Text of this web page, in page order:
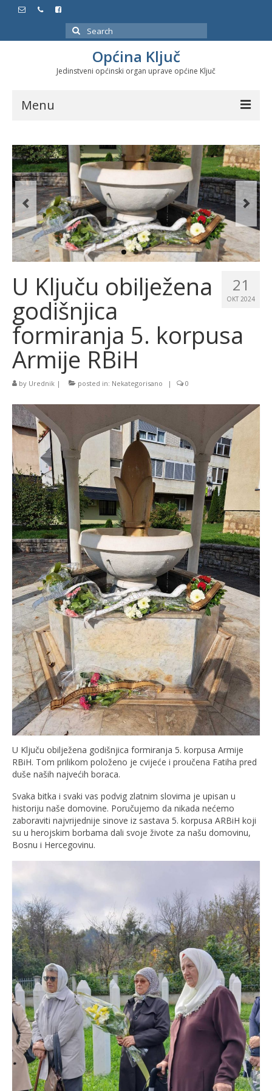
Search
for:
Općina Ključ
Jedinstveni općinski organ uprave općine Ključ
Menu
Službeni glasnici
Javne nabavke
Značajni datumi i manifestacije
Program energetske efikasnosti u stambenom
sektoru
21
OKT 2024
U Ključu obilježena
godišnjica
formiranja 5. korpusa
Armije RBiH
by Urednik | posted in: Nekategorisano | 0
U Ključu obilježena godišnjica formiranja 5. korpusa Armije
RBiH. Tom prilikom položeno je cvijeće i proučena Fatiha pred
duše naših najvećih boraca.
Svaka bitka i svaki vas podvig zlatnim slovima je upisan u
historiju naše domovine. Poručujemo da nikada nećemo
zaboraviti najvrijednije sinove iz sastava 5. korpusa ARBiH koji
su u herojskim borbama dali svoje živote za našu domovinu,
Bosnu i Hercegovinu.